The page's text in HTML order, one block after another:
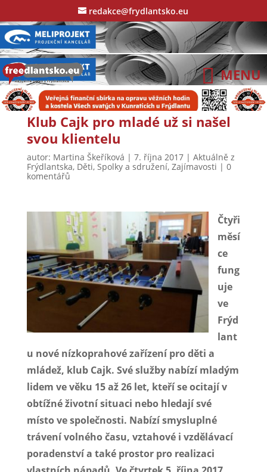
redakce@frydlantsko.eu
Klub Cajk pro mladé už si našel
svou klientelu
autor: Martina Škeříková | 7. října 2017| Aktuálně z
Frýdlantska, Děti, Spolky a sdružení, Zajímavosti | 0
komentářů
Čtyři
měsí
ce
fung
uje
ve
Frýd
lant
u nové nízkoprahové zařízení pro děti a
mládež, klub Cajk. Své služby nabízí mladým
lidem ve věku 15 až 26 let, kteří se ocitají v
obtížné životní situaci nebo hledají své
místo ve společnosti. Nabízí smysluplné
trávení volného času, vztahové i vzdělávací
poradenství a také prostor pro realizaci